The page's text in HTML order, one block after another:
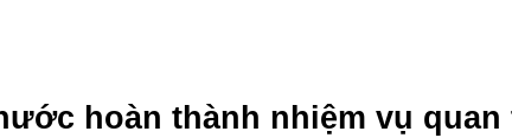
hoàn thành nhiệm vụ